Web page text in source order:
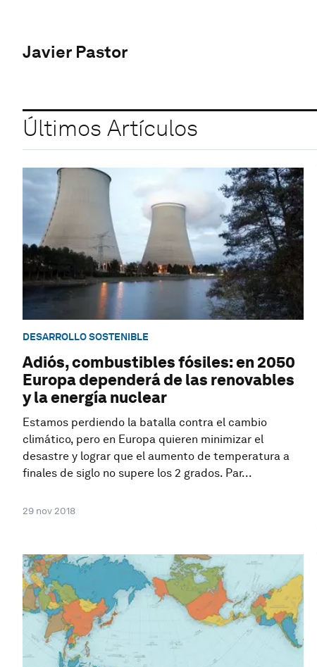
Javier Pastor
Últimos Artículos
DESARROLLO SOSTENIBLE
Adiós, combustibles fósiles: en 2050
Europa dependerá de las renovables
y la energía nuclear
Estamos perdiendo la batalla contra el cambio
climático, pero en Europa quieren minimizar el
desastre y lograr que el aumento de temperatura a
finales de siglo no supere los 2 grados. Par...
29 nov 2018